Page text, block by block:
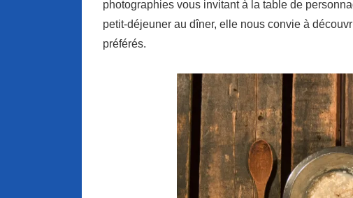
photographies vous invitant à la table de
petit-déjeuner au dîner, elle nous convie à
préférés.